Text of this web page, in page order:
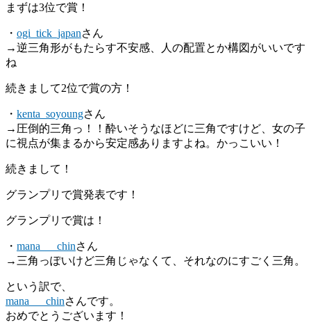
まずは3位で賞！
・ ogi_tick_japanさん
→逆三角形がもたらす不安感、人の配置とか構図がいいです
ね
続きまして2位で賞の方！
・ kenta_soyoungさん
→圧倒的三角っ！！酔いそうなほどに三角ですけど、女の子
に視点が集まるから安定感ありますよね。かっこいい！
続きまして！
グランプリで賞発表です！
グランプリで賞は！
・ mana___chinさん
→三角っぽいけど三角じゃなくて、それなのにすごく三角。
という訳で、
mana___chinさんです。
おめでとうございます！